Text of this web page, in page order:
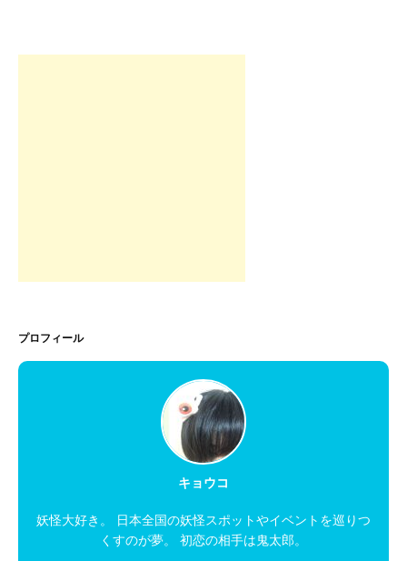
プロフィール
キョウコ
妖怪大好き。 日本全国の妖怪スポットやイベントを巡りつ
くすのが夢。 初恋の相手は鬼太郎。